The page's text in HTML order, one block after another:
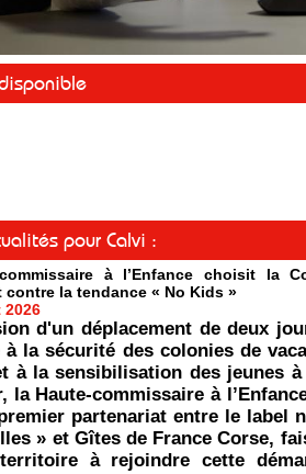
pour Calvi :
à l’Enfance choisit la
contre la tendance « No Kids »
2026
d'un déplacement de deux
à la sécurité des colonies de
à la sensibilisation des jeunes
la Haute-commissaire à
partenariat entre le label
» et Gîtes de France Corse,
à rejoindre cette